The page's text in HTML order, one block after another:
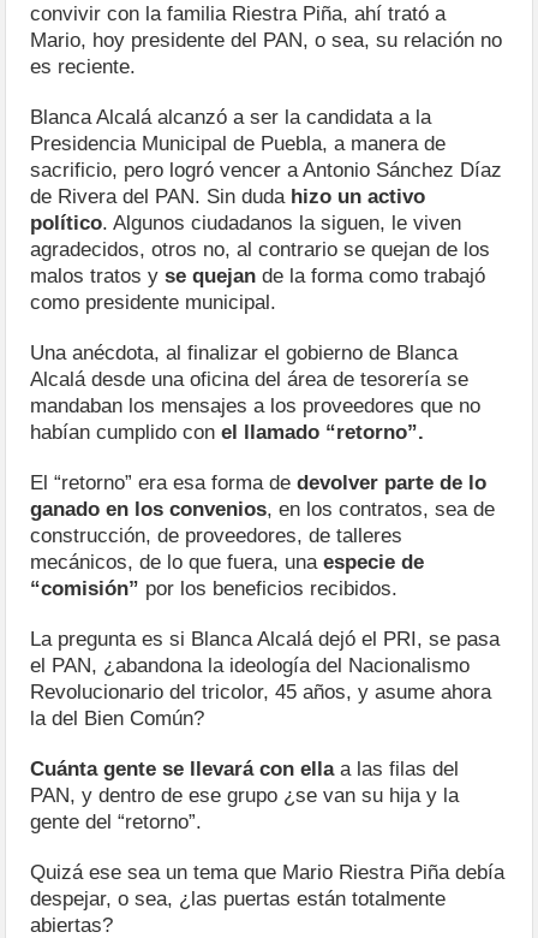
convivir con la familia Riestra Piña, ahí trató a
Mario, hoy presidente del PAN, o sea, su relación no
es reciente.
Blanca Alcalá alcanzó a ser la candidata a la
Presidencia Municipal de Puebla, a manera de
sacrificio, pero logró vencer a Antonio Sánchez Díaz
de Rivera del PAN. Sin duda hizo un activo
político. Algunos ciudadanos la siguen, le viven
agradecidos, otros no, al contrario se quejan de los
malos tratos yse quejan de la forma como trabajó
como presidente municipal.
Una anécdota, al finalizar el gobierno de Blanca
Alcalá desde una oficina del área de tesorería se
mandaban los mensajes a los proveedores que no
habían cumplido conel llamado “retorno”.
El “retorno” era esa forma dedevolver parte de lo
ganado en los convenios, en los contratos, sea de
construcción, de proveedores, de talleres
mecánicos, de lo que fuera, unaespecie de
“comisión” por los beneficios recibidos.
La pregunta es si Blanca Alcalá dejó el PRI, se pasa
el PAN, ¿abandona la ideología del Nacionalismo
Revolucionario del tricolor, 45 años, y asume ahora
la del Bien Común?
Cuánta gente se llevará con ellaa las filas del
PAN, y dentro de ese grupo ¿se van su hija y la
gente del “retorno”.
Quizá ese sea un tema que Mario Riestra Piña debía
despejar, o sea, ¿las puertas están totalmente
abiertas?